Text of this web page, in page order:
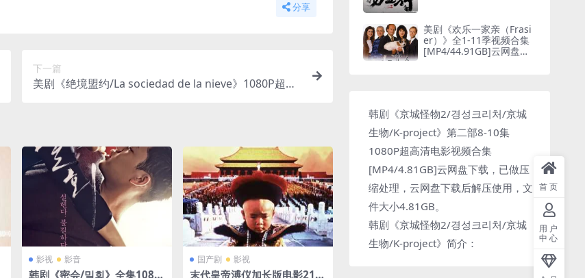
分享
下一篇
美剧《绝境盟约/La sociedad de la nieve》1080P超高
影视 影音
韩剧《密会/밀회》全集1080
国产剧 影视
末代皇帝溥仪加长版电影219
美剧《欢乐一家亲（Frasi
er）》全1-11季视频合集
[MP4/44.91GB]云网盘下
韩剧《京城怪物2/경성크리처/京城
生物/K-project》第二部8-10集
1080P超高清电影视频合集
[MP4/4.81GB]云网盘下载，已做压
缩处理，云网盘下载后解压使用，文
件大小4.81GB。
韩剧《京城怪物2/경성크리처/京城
生物/K-project》简介：
首页
用户
中心